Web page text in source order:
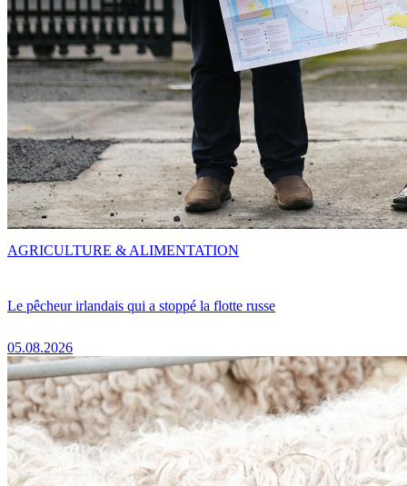
Le pêcheur irlandais qui a stoppé la flotte russe
05.08.2026
AGRICULTURE & ALIMENTATION